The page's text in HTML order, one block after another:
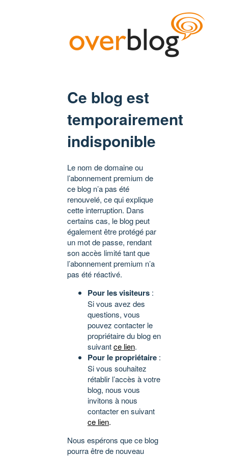
Ce blog est
temporairement
indisponible
Le nom de domaine ou
l’abonnement premium de
ce blog n’a pas été
renouvelé, ce qui explique
cette interruption. Dans
certains cas, le blog peut
également être protégé par
un mot de passe, rendant
son accès limité tant que
l’abonnement premium n’a
pas été réactivé.
Pour les visiteurs :
Si vous avez des
questions, vous
pouvez contacter le
propriétaire du blog en
suivantce lien.
Pour le propriétaire :
Si vous souhaitez
rétablir l’accès à votre
blog, nous vous
invitons à nous
contacter en suivant
ce lien.
Nous espérons que ce blog
pourra être de nouveau